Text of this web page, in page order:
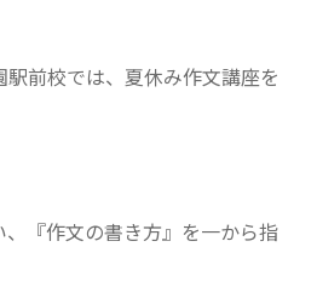
前校では、夏休み作文講座を
『作文の書き方』を一から指